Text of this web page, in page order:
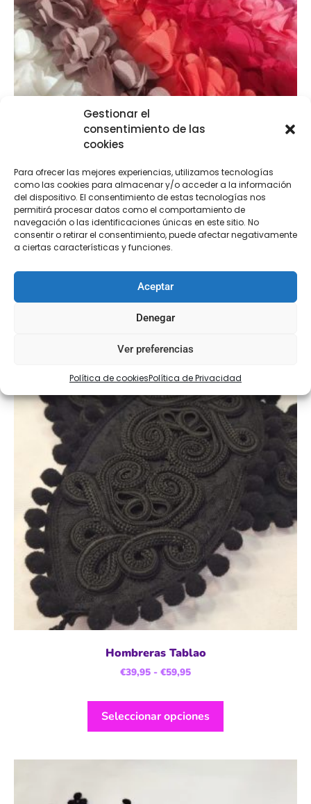
Gestionar el
consentimiento de las
cookies
Para ofrecer las mejores experiencias, utilizamos tecnologías
como las cookies para almacenar y/o acceder a la información
del dispositivo. El consentimiento de estas tecnologías nos
permitirá procesar datos como el comportamiento de
navegación o las identificaciones únicas en este sitio. No
consentir o retirar el consentimiento, puede afectar negativamente
a ciertas características y funciones.
Aceptar
Denegar
Ver preferencias
Política de cookiesPolítica de Privacidad
Flores gasa en tira
€12,95
Seleccionar opciones
PRODUCTOS RELACIONADOS
Hombreras Tablao
€39,95 - €59,95
Seleccionar opciones